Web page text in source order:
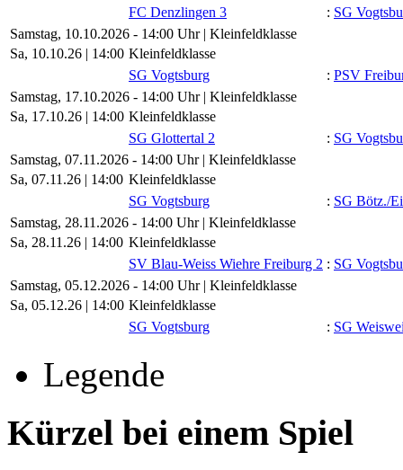
FC Denzlingen 3
: SG
Samstag, 10.10.2026 - 14:00 Uhr | Kleinfeldklasse
Sa, 10.10.26 | 14:00 Kleinfeldklasse
SG Vogtsburg
: PSV
Samstag, 17.10.2026 - 14:00 Uhr | Kleinfeldklasse
Sa, 17.10.26 | 14:00 Kleinfeldklasse
SG Glottertal 2
: SG
Samstag, 07.11.2026 - 14:00 Uhr | Kleinfeldklasse
Sa, 07.11.26 | 14:00 Kleinfeldklasse
SG Vogtsburg
: SG Bötz./​
Samstag, 28.11.2026 - 14:00 Uhr | Kleinfeldklasse
Sa, 28.11.26 | 14:00 Kleinfeldklasse
SV Blau-Weiss Wiehre Freiburg 2 : SG
Samstag, 05.12.2026 - 14:00 Uhr | Kleinfeldklasse
Sa, 05.12.26 | 14:00 Kleinfeldklasse
SG Vogtsburg
: SG
Legende
Kürzel bei einem Spiel